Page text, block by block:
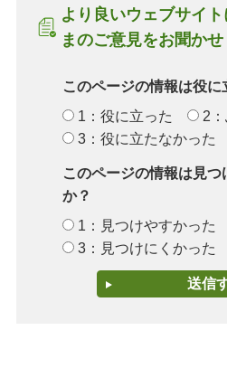
より良いウェブサイ
まのご意見をお聞か
このページの情報は役に
1：役に立った
2
3：役に立たなかった
このページの情報は見
か？
1：見つけやすかった
3：見つけにくかった